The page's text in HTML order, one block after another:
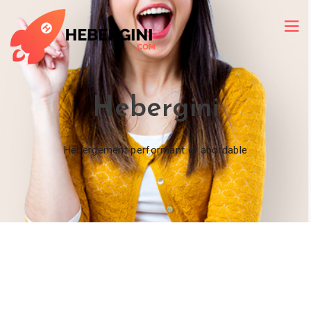
Hebergini
Hébergement performant et abordable